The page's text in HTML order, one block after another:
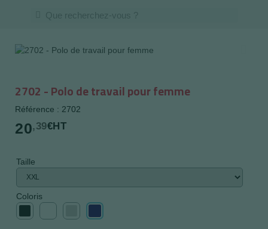
2702 - Polo de travail pour femme
Référence : 2702
20,39€HT
Taille
Coloris